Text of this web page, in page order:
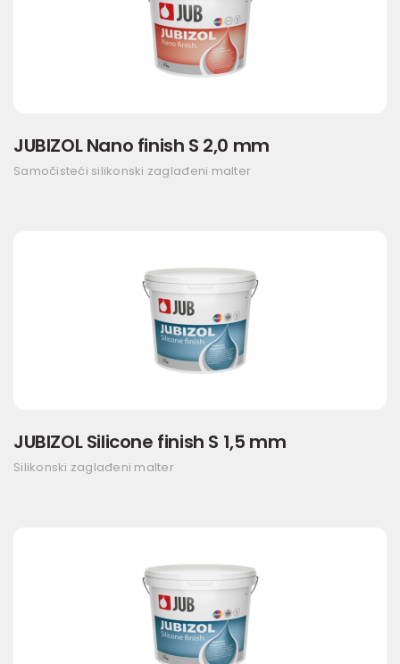
JUBIZOL Nano finish S 2,0 mm
Samočisteći silikonski zaglađeni malter
JUBIZOL Silicone finish S 1,5 mm
Silikonski zaglađeni malter